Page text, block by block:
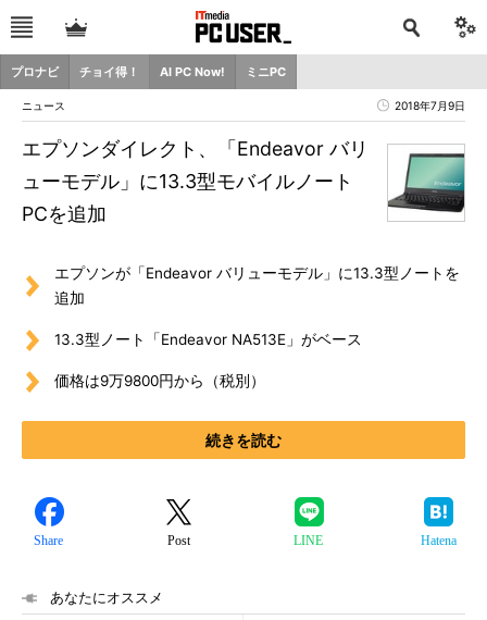
プロナビ チョイ得！ AI PC Now! ミニPC
ニュース 2018年7月9日
エプソンダイレクト、「Endeavor バリ
ューモデル」に13.3型モバイルノート
PCを追加
エプソンが「Endeavor バリューモデル」に13.3型ノートを
追加
13.3型ノート「Endeavor NA513E」がベース
価格は9万9800円から（税別）
続きを読む
Share Post LINE Hatena
あなたにオススメ